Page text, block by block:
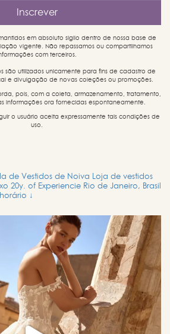
em absoluto sigilo dentro de nossa base de
vigente. Não repassamos ou compartilhamos
com terceiros.
são utilizados unicamente para fins de cadastro de
e divulgação de novas coleções ou promoções.
pois, com a coleta, armazenamento, tratamento,
informações ora fornecidas espontaneamente.
o usuário aceita expressamente tais condições de
uso.
de Vestidos de Noiva Loja de vestidos
20y. of Experiencie Rio de Janeiro, Brasil
↓